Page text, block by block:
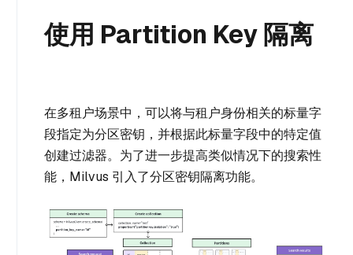
使用 Partition Key 隔离
在多租户场景中，可以将与租户身份相关的标量字
段指定为分区密钥，并根据此标量字段中的特定值
创建过滤器。为了进一步提高类似情况下的搜索性
能，Milvus 引入了分区密钥隔离功能。